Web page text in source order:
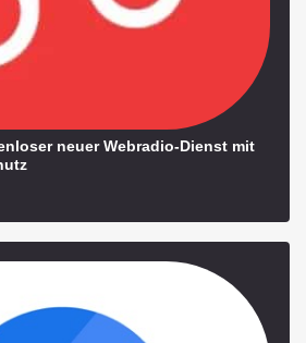
neuer Webradio-Dienst mit